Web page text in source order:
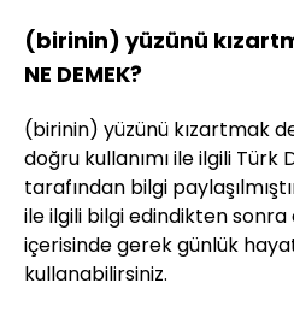
(birinin) yüzünü
NE DEMEK?
(birinin) yüzünü kızartmak
doğru kullanımı ile ilgili Türk
tarafından bilgi
ile ilgili bilgi edindikten
içerisinde gerek günlük
kullanabilirsiniz.